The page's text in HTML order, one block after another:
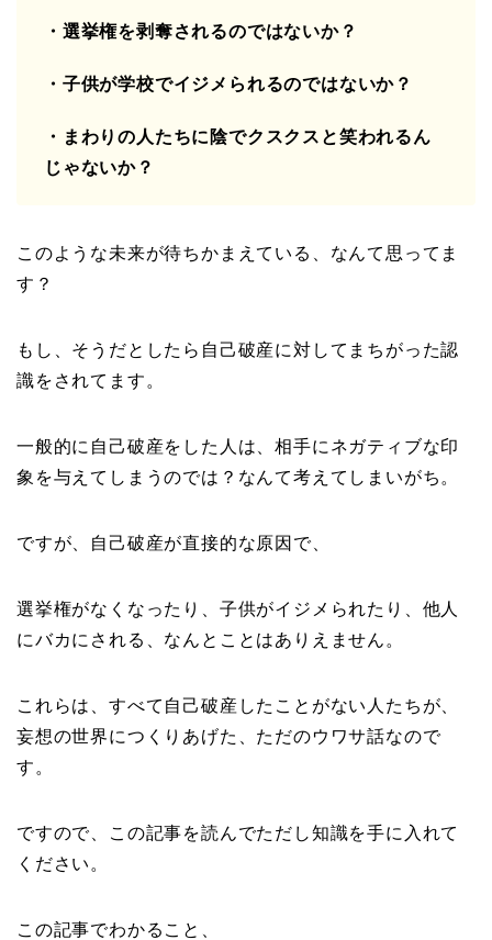
・選挙権を剥奪されるのではないか？
・子供が学校でイジメられるのではないか？
・まわりの人たちに陰でクスクスと笑われるん
じゃないか？
このような未来が待ちかまえている、なんて思ってま
す？
もし、そうだとしたら自己破産に対してまちがった認
識をされてます。
一般的に自己破産をした人は、相手にネガティブな印
象を与えてしまうのでは？なんて考えてしまいがち。
ですが、自己破産が直接的な原因で、
選挙権がなくなったり、子供がイジメられたり、他人
にバカにされる、なんとことはありえません。
これらは、すべて自己破産したことがない人たちが、
妄想の世界につくりあげた、ただのウワサ話なので
す。
ですので、この記事を読んでただし知識を手に入れて
ください。
この記事でわかること、